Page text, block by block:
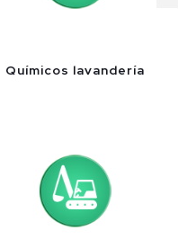
Químicos lavandería